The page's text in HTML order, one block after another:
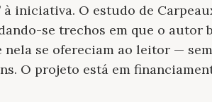
à iniciativa. O estudo de
se trechos em que o autor
se ofereciam ao leitor —
O projeto está em